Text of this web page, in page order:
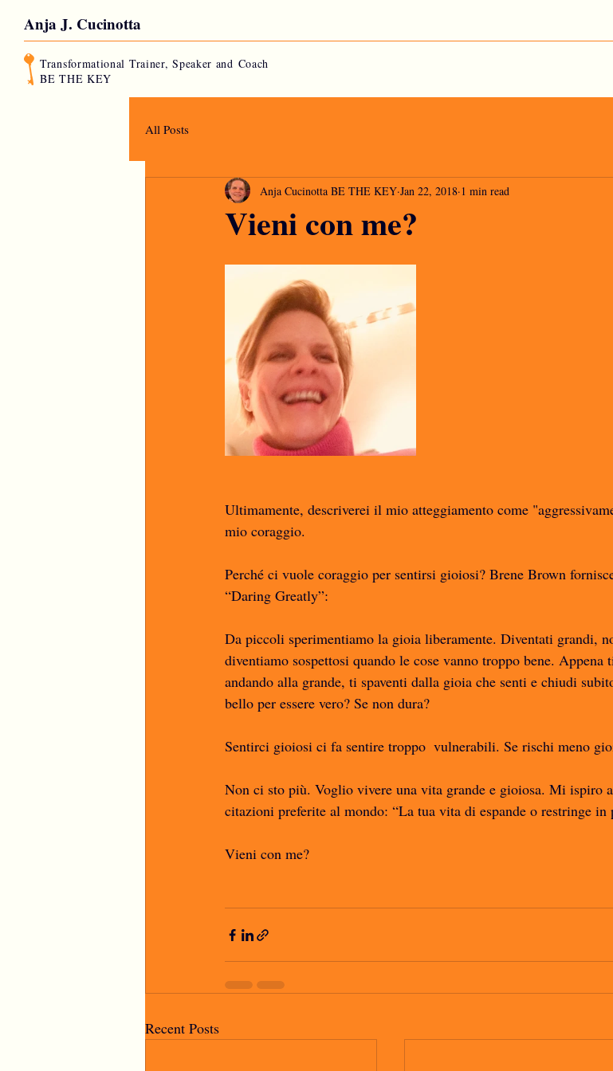
Anja J. Cucinotta
Transformational Trainer, Speaker and Coach
BE THE KEY
All Posts
Vieni con me?
Anja Cucinotta BE THE KEY Jan 22, 2018 1 min read
Ultimamente, descriverei il mio atteggiamento come
mio coraggio.
Perché ci vuole coraggio per sentirsi gioiosi? Brene Brown
“Daring Greatly”:
Da piccoli sperimentiamo la gioia liberamente. Diventati grandi,
diventiamo sospettosi quando le cose vanno troppo bene. Appena
andando alla grande, ti spaventi dalla gioia che senti e chiudi
bello per essere vero? Se non dura?
Sentirci gioiosi ci fa sentire troppo  vulnerabili. Se rischi meno
Non ci sto più. Voglio vivere una vita grande e gioiosa. Mi ispiro
citazioni preferite al mondo: “La tua vita di espande o restringe
Vieni con me?
Recent Posts